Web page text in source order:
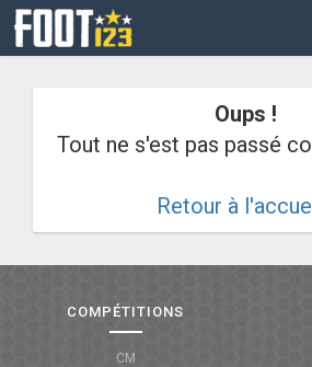
CM
Oups !
Tout ne s'est pas passé
Retour à
COMPÉTITIONS
CM